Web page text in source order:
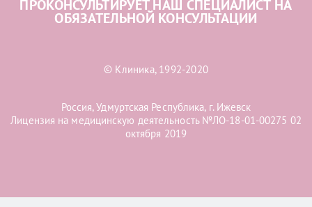
ПРОКОНСУЛЬТИРУЕТ НАШ СПЕЦИАЛИСТ НА
ОБЯЗАТЕЛЬНОЙ КОНСУЛЬТАЦИИ
© Клиника, 1992-2020
Россия, Удмуртская Республика, г. Ижевск
Лицензия на медицинскую деятельность №ЛО-18-01-00275 02
октября 2019